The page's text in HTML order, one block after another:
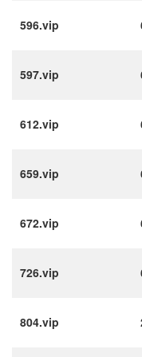
596.vip
597.vip
612.vip
659.vip
672.vip
726.vip
804.vip